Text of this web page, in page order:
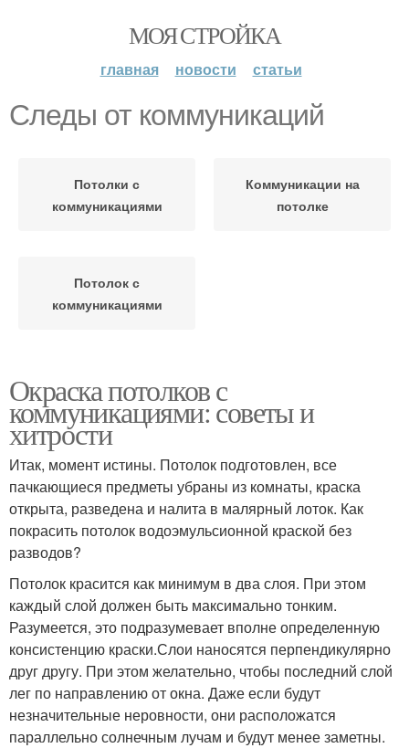
МОЯ СТРОЙКА
главная новости статьи
Следы от коммуникаций
Потолки с
коммуникациями
Коммуникации на
потолке
Потолок с
коммуникациями
Окраска потолков с
коммуникациями: советы и
хитрости
Итак, момент истины. Потолок подготовлен, все
пачкающиеся предметы убраны из комнаты, краска
открыта, разведена и налита в малярный лоток. Как
покрасить потолок водоэмульсионной краской без
разводов?
Потолок красится как минимум в два слоя. При этом
каждый слой должен быть максимально тонким.
Разумеется, это подразумевает вполне определенную
консистенцию краски.Слои наносятся перпендикулярно
друг другу. При этом желательно, чтобы последний слой
лег по направлению от окна. Даже если будут
незначительные неровности, они расположатся
параллельно солнечным лучам и будут менее заметны.